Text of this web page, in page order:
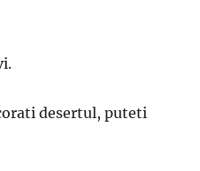
desertul, puteti